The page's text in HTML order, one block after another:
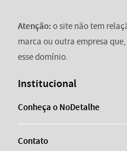
Atenção: o site não tem
marca ou outra empresa
esse domínio.
Institucional
Conheça o NoDetalhe
Contato